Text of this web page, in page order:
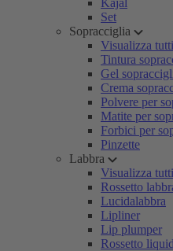
Kajal
Set
Sopracciglia
Visualizza tutti
Tintura
Gel
Crema
Polvere per
Matite per
Forbici per
Pinzette
Labbra
Visualizza tutti
Rossetto
Lucidalabbra
Lipliner
Lip plumper
Rossetto